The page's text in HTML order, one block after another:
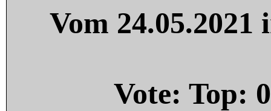
Vom
Vote: Top: 0